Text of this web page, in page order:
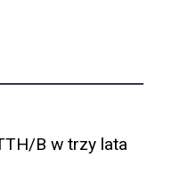
B w trzy lata